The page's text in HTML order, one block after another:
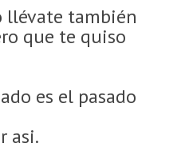
llévate también
que te quiso
es el pasado
asi.